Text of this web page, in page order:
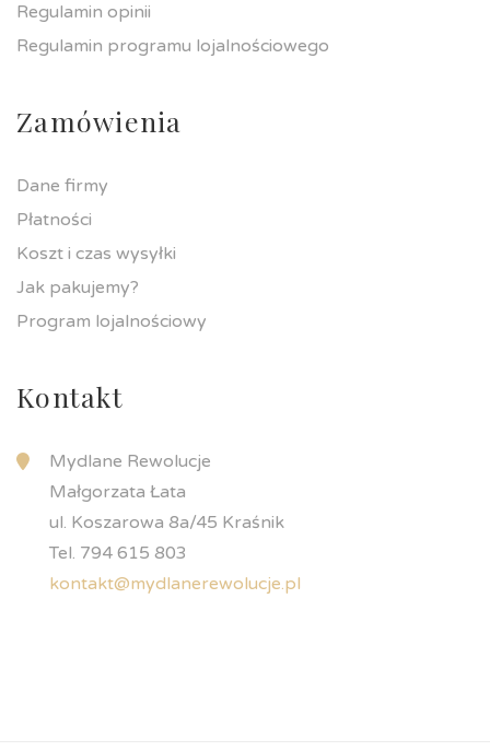
Regulamin opinii
Regulamin programu lojalnościowego
Zamówienia
Dane firmy
Płatności
Koszt i czas wysyłki
Jak pakujemy?
Program lojalnościowy
Kontakt
Mydlane Rewolucje
Małgorzata Łata
ul. Koszarowa 8a/45 Kraśnik
Tel. 794 615 803
kontakt@mydlanerewolucje.pl